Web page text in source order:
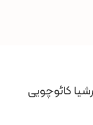
کائوچویی